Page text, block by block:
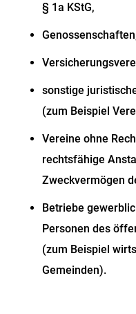
§ 1a KStG,
sonstige
(zum Beispiel
Vereine ohne
rechtsfähige
Zweckvermögen
Betriebe
Personen des
(zum Beispiel
Gemeinden).